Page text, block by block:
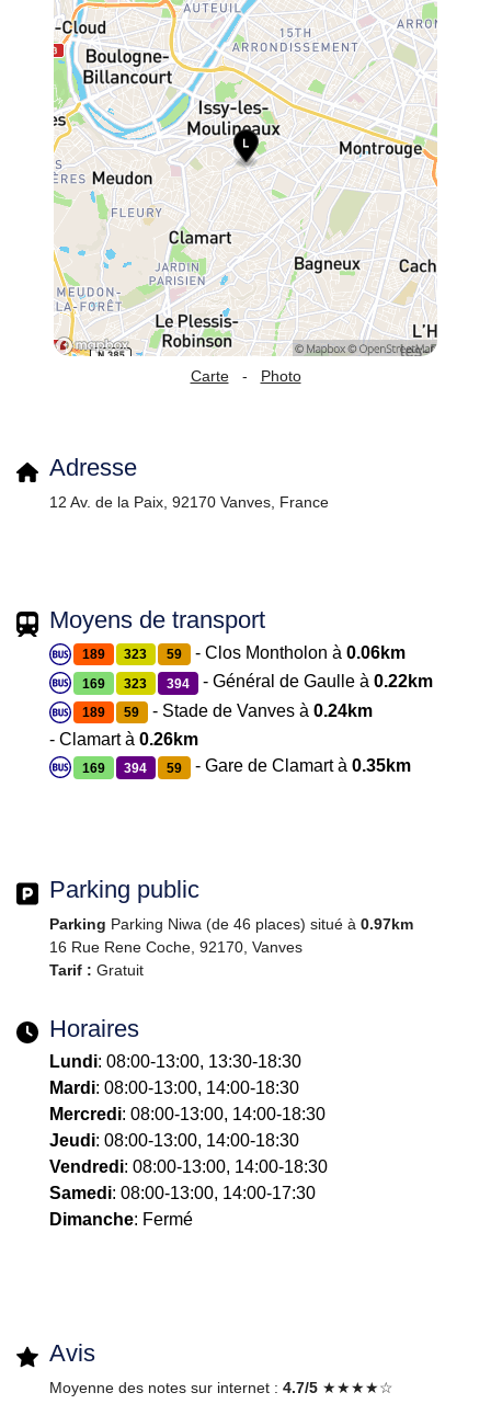
Carte - Photo
Adresse
12 Av. de la Paix, 92170 Vanves, France
Moyens de transport
189 323 59 - Clos Montholon à 0.06km
169 323 394 - Général de Gaulle à 0.22km
189 59 - Stade de Vanves à0.24km
- Clamart à 0.26km
169 394 59 - Gare de Clamart à 0.35km
Parking public
Parking Parking Niwa (de 46 places) situé à 0.97km
16 Rue Rene Coche, 92170, Vanves
Tarif : Gratuit
Horaires
Lundi: 08:00-13:00, 13:30-18:30
Mardi: 08:00-13:00, 14:00-18:30
Mercredi: 08:00-13:00, 14:00-18:30
Jeudi: 08:00-13:00, 14:00-18:30
Vendredi: 08:00-13:00, 14:00-18:30
Samedi: 08:00-13:00, 14:00-17:30
Dimanche: Fermé
Avis
Moyenne des notes sur internet : 4.7/5 ★★★★☆